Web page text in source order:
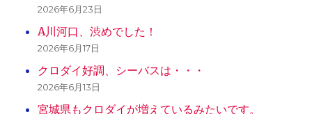
2026年6月23日
A川河口、渋めでした！
2026年6月17日
クロダイ好調、シーバスは・・・
2026年6月13日
宮城県もクロダイが増えているみたいです。